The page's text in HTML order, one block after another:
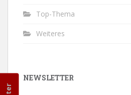
Top-Thema
Weiteres
NEWSLETTER